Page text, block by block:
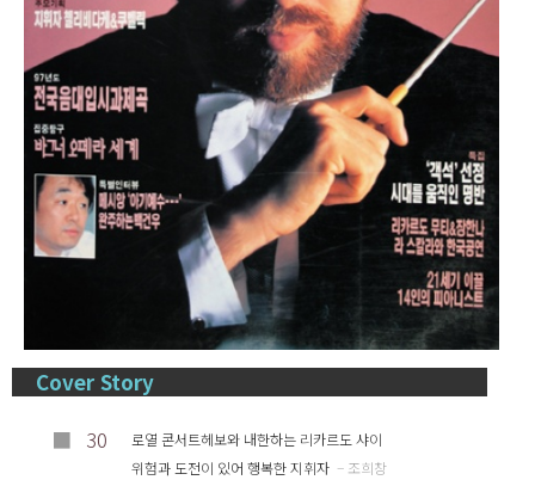
Cover Story
■ 30
로열 콘서트헤보와 내한하는 리카르도 샤이
위험과 도전이 있어 행복한 지휘자 – 조희창